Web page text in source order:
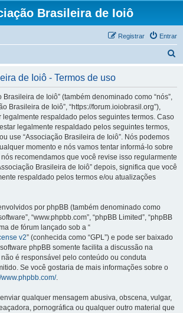
Brasileira de Ioiô
Entrar
Registrar
de Ioiô - Termos de uso
Brasileira de Ioiô” (também denominado como “nós”,
Brasileira de Ioiô”, “https://forum.ioiobrasil.org”),
legalmente respaldado pelos seguintes termos. Caso
legalmente respaldado pelos seguintes termos,
use “Associação Brasileira de Ioiô”. Nós podemos
momento e nós vamos tentar informá-lo sobre
recomendamos que você revise isso regularmente
Brasileira de Ioiô” depois, significa que você
respaldado pelos termos e/ou atualizações
por phpBB (também denominado como
“www.phpbb.com”, “phpBB Limited”, “phpBB
de fórum lançado sob a “
v2” (conhecida como “GPL”) e pode ser baixado
software phpBB somente facilita a discussão na
é responsável pelo conteúdo ou conduta
Se você gostaria de mais informações sobre o
www.phpbb.com/.
qualquer mensagem abusiva, obscena, vulgar,
pornográfica ou qualquer outro material que